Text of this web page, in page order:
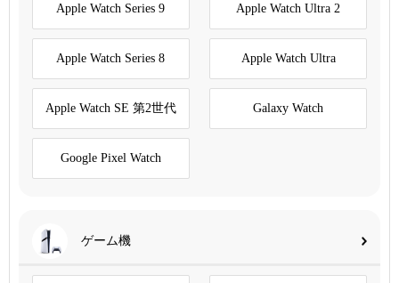
Apple Watch Series 9 Apple Watch Ultra 2
Apple Watch Series 8 Apple Watch Ultra
Apple Watch SE 第2世代 Galaxy Watch
Google Pixel Watch
ゲーム機